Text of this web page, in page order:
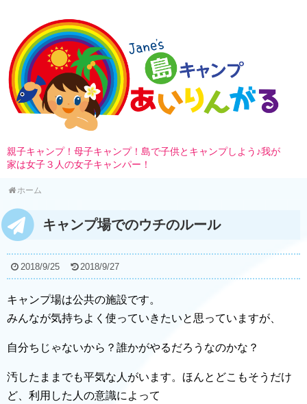
親子キャンプ！母子キャンプ！島で子供とキャンプしよう♪我が
家は女子３人の女子キャンパー！
ホーム
キャンプ場でのウチのルール
2018/9/25 2018/9/27
キャンプ場は公共の施設です。
みんなが気持ちよく使っていきたいと思っていますが、
自分ちじゃないから？誰かがやるだろうなのかな？
汚したままでも平気な人がいます。ほんとどこもそうだけ
ど、利用した人の意識によって